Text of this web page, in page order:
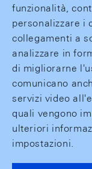
funzionalità,
personalizzare i
collegamenti a
analizzare in
di migliorarne
comunicano
servizi video
quali vengono
ulteriori
impostazioni.